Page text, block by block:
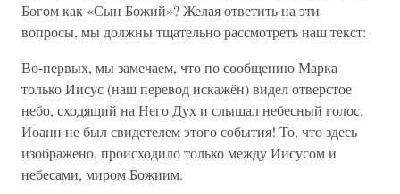
Богом как «Сын Божий»? Желая ответить на эти
вопросы, мы должны тщательно рассмотреть наш текст:
Во-первых, мы замечаем, что по сообщению Марка
только Иисус (наш перевод искажён) видел отверстое
небо, сходящий на Него Дух и слышал небесный голос.
Иоанн не был свидетелем этого события! То, что здесь
изображено, происходило только между Иисусом и
небесами, миром Божиим.